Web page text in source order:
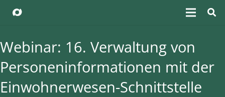
Webinar: 16. Verwaltung von
Personeninformationen mit der
Einwohnerwesen-Schnittstelle